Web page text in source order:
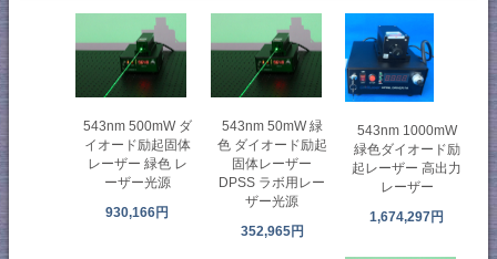
543nm 500mW ダ
イオード励起固体
レーザー 緑色 レ
ーザー光源
930,166円
543nm 50mW 緑
色 ダイオード励起
固体レーザー
DPSS ラボ用レー
ザー光源
352,965円
543nm 1000mW
緑色ダイオード励
起レーザー 高出力
レーザー
1,674,297円